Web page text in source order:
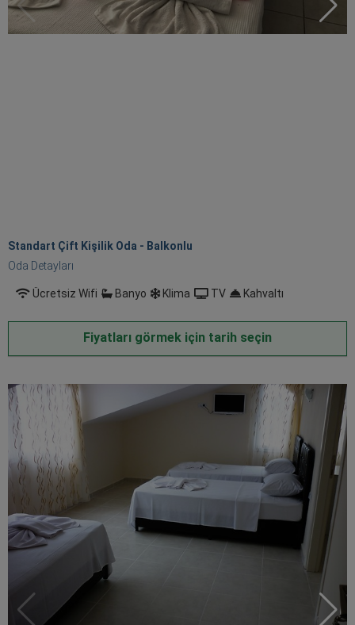
Standart Çift Kişilik Oda - Balkonlu
Oda Detayları
Ücretsiz Wifi Banyo Klima TV Kahvaltı
Fiyatları görmek için tarih seçin